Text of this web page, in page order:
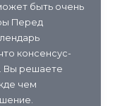
быть очень
Перед
консенсус-
Вы решаете
чем